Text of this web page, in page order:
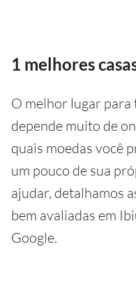
1 melhores
O melhor lugar
depende muito de
quais moedas você
um pouco de sua
ajudar, detalhamos
bem avaliadas em
Google.